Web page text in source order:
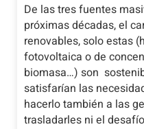
De las tres fuentes
próximas décadas, el
renovables, solo estas
fotovoltaica o de
biomasa…) son
satisfarían las
hacerlo también a las
trasladarles ni el